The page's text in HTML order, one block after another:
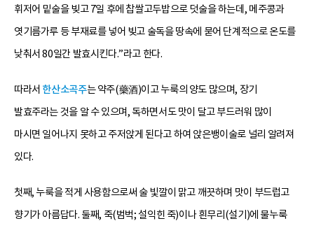
휘저어 밑술을 빚고 7일 후에 찹쌀고두밥으로 덧술을 하는데, 메주콩과
엿기름가루 등 부재료를 넣어 빚고 술독을 땅속에 묻어 단계적으로 온도를
낮춰서 80일간 발효시킨다.”라고 한다.
따라서 한산소곡주는 약주(藥酒)이고 누룩의 양도 많으며, 장기
발효주라는 것을 알 수 있으며, 독하면서도 맛이 달고 부드러워 많이
마시면 일어나지 못하고 주저앉게 된다고 하여 앉은뱅이술로 널리 알려져
있다.
첫째, 누룩을 적게 사용함으로써 술 빛깔이 맑고 깨끗하며 맛이 부드럽고
향기가 아름답다. 둘째, 죽(범벅; 설익힌 죽)이나 흰무리(설기)에 물누룩